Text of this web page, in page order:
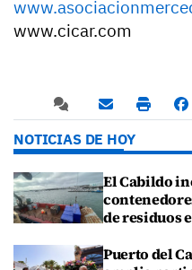
www.cicar.com
NOTICIAS DE HOY
El Cabildo
de residuos
Puerto del